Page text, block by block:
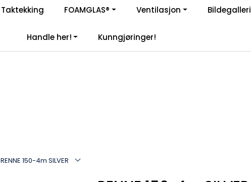
Enkelt kjøp, hentes i butikk (Sandefjord)
Taktekking FOAMGLAS® Ventilasjon Bildegalleri
Handle her! Kunngjøringer!
RENNE 150-4m SILVER